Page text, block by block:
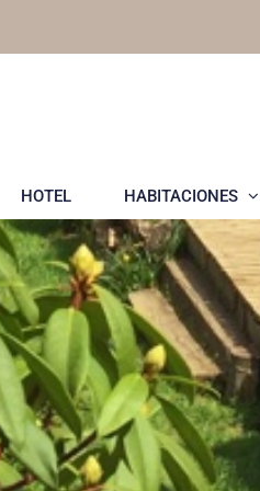
HOTEL HABITACIONES